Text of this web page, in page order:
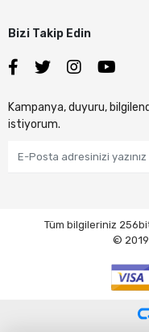
Bizi Takip Edin
Kampanya, duyuru,
istiyorum.
Tüm bilgileriniz
© 2019